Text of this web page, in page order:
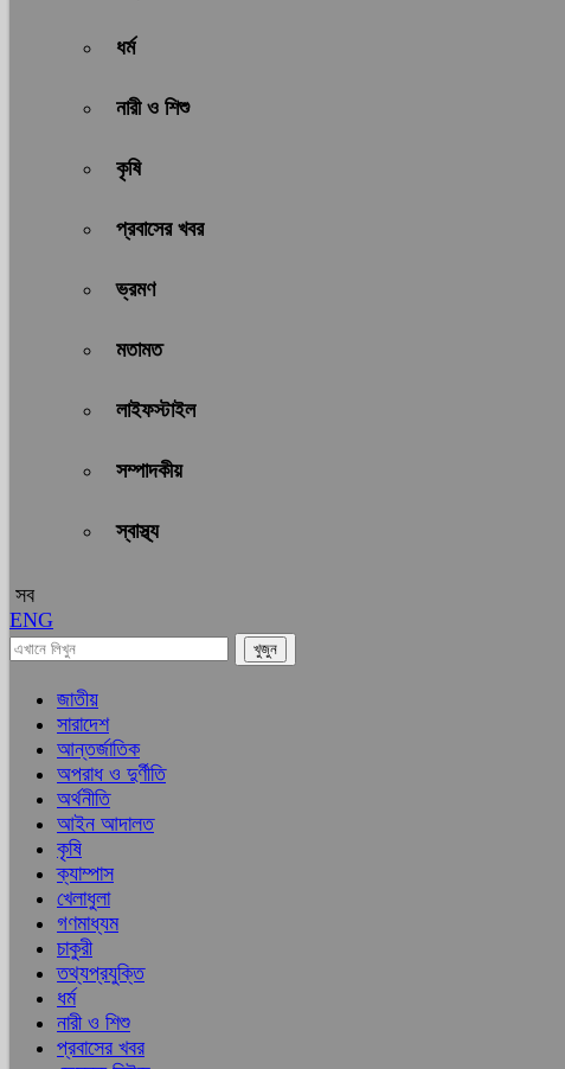
ধর্ম
নারী ও শিশু
কৃষি
প্রবাসের খবর
ভ্রমণ
মতামত
লাইফস্টাইল
সম্পাদকীয়
স্বাস্থ্য
সব
ENG
জাতীয়
সারাদেশ
আন্তর্জাতিক
অপরাধ ও দুর্ণীতি
অর্থনীতি
আইন আদালত
কৃষি
ক্যাম্পাস
খেলাধুলা
গণমাধ্যম
চাকুরী
তথ্যপ্রযুক্তি
ধর্ম
নারী ও শিশু
প্রবাসের খবর